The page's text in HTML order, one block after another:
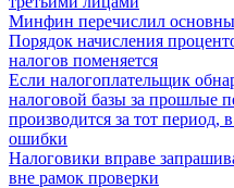
Минфин перечислил
Порядок начисления
налогов поменяется
Если налогоплательщик
налоговой базы за прошлые
производится за тот
ошибки
Налоговики вправе
вне рамок проверки